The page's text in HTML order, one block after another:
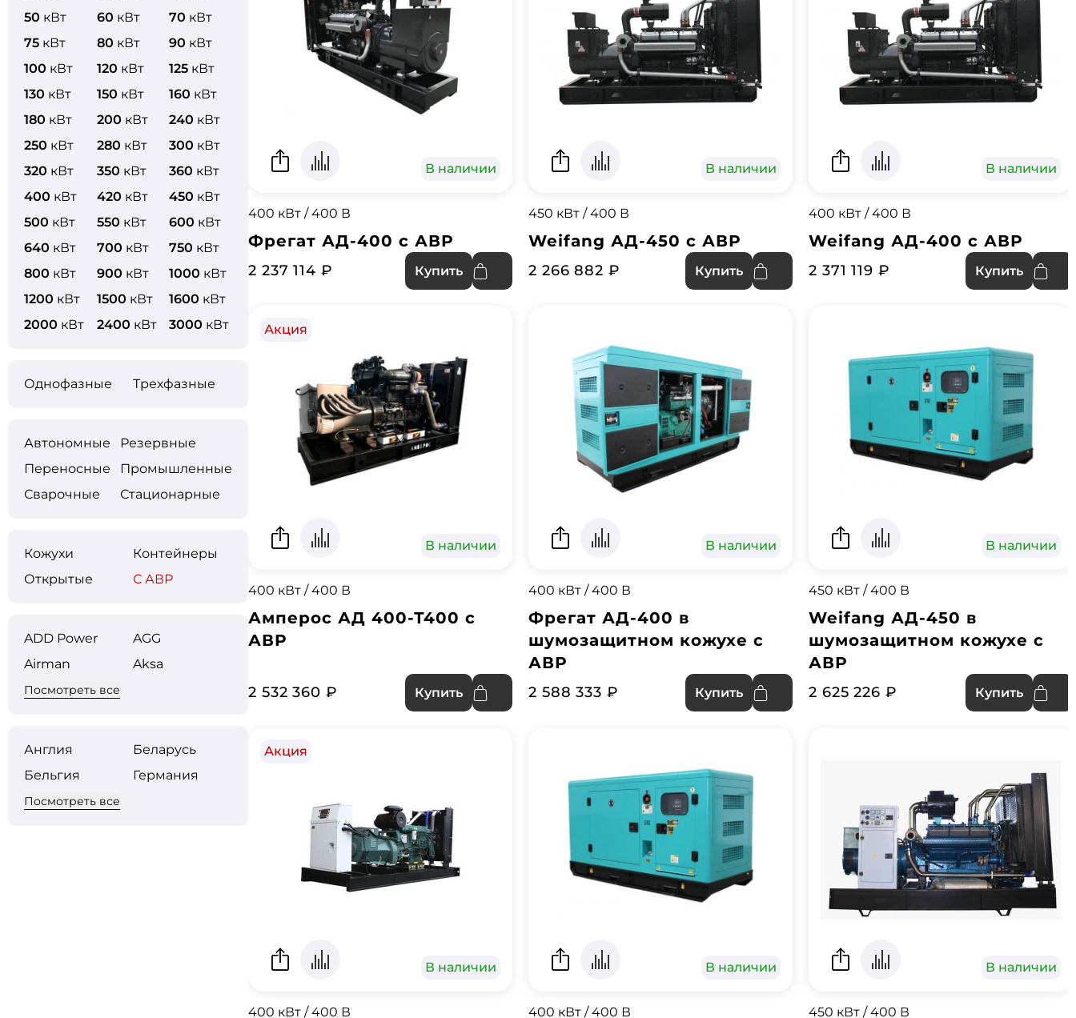
50 кВт 60 кВт 70 кВт
75 кВт 80 кВт 90 кВт
100 кВт 120 кВт 125 кВт
130 кВт 150 кВт 160 кВт
180 кВт 200 кВт 240 кВт
250 кВт 280 кВт 300 кВт
320 кВт 350 кВт 360 кВт
400 кВт 420 кВт 450 кВт
500 кВт 550 кВт 600 кВт
640 кВт 700 кВт 750 кВт
800 кВт 900 кВт 1000 кВт
1200 кВт 1500 кВт 1600 кВт
2000 кВт 2400 кВт 3000 кВт
Однофазные Трехфазные
Автономные
Резервные
Переносные
Промышленные
Сварочные
Стационарные
Кожухи
Контейнеры
Открытые
С АВР
ADD Power
AGG
Airman
Aksa
Посмотреть все
Англия
Беларусь
Бельгия
Германия
Посмотреть все
В наличии
400 кВт / 400 В
Фрегат АД-400 с АВР
2 237 114 ₽ Купить
В наличии
450 кВт / 400 В
Weifang АД-450 с АВР
2 266 882 ₽ Купить
В наличии
400 кВт / 400 В
Weifang АД-400 с АВР
2 371 119 ₽ Купить
Акция
В наличии
400 кВт / 400 В
Амперос АД 400-Т400 с
АВР
2 532 360 ₽ Купить
В наличии
400 кВт / 400 В
Фрегат АД-400 в
шумозащитном кожухе с
АВР
2 588 333 ₽ Купить
В наличии
450 кВт / 400 В
Weifang АД-450 в
шумозащитном кожухе с
АВР
2 625 226 ₽ Купить
Акция
В наличии
400 кВт / 400 В
В наличии
400 кВт / 400 В
В наличии
450 кВт / 400 В